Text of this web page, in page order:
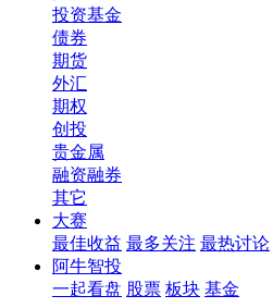
投资基金
债券
期货
外汇
期权
创投
贵金属
融资融券
其它
大赛
最佳收益 最多关注 最热讨论
阿牛智投
一起看盘 股票 板块 基金